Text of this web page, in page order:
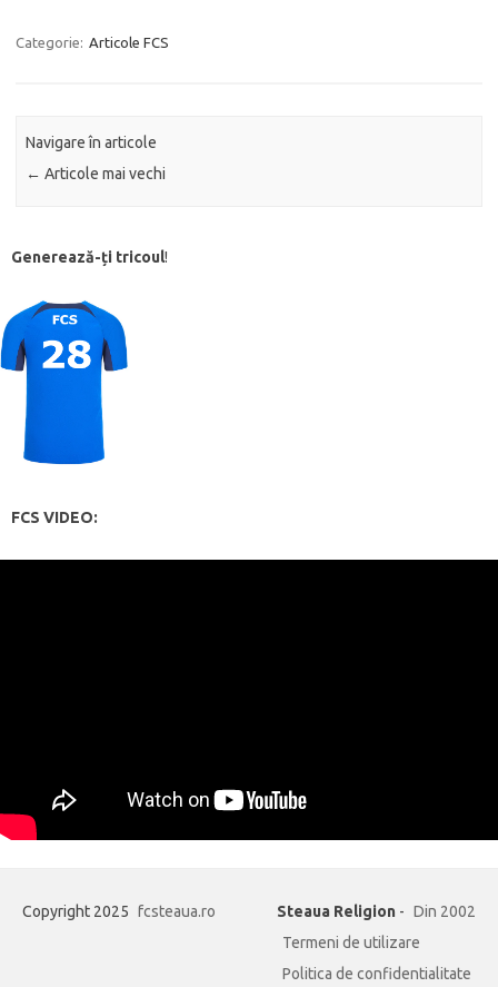
Categorie: Articole FCS
Navigare în articole
← Articole mai vechi
Generează-ți tricoul!
FCS VIDEO:
Copyright 2025 fcsteaua.ro Steaua Religion - Din 2002
Termeni de utilizare
Politica de confidentialitate